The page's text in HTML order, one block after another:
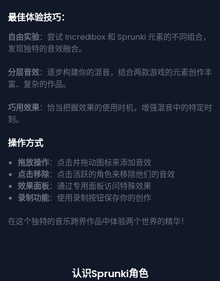
最佳体验技巧：
自由实验：尝试 Incredibox 和 Sprunki 元素的不同组合，
发现独特的音效融合。
分层音效：逐步构建你的混音，结合两款游戏的元素创作丰
富、复杂的作品。
巧用效果：恰当把握效果的使用时机，增强混音中的特定时
刻。
操作方式
拖放操作：点击并拖动图标来添加音效
点击移除：点击活跃的角色来移除他们的音效
效果面板：通过专用面板访问特殊效果
录制功能：使用录制按钮保存你的创作
在这个独特的音乐跨界作品中体验两个世界的精华！
认识Sprunki角色